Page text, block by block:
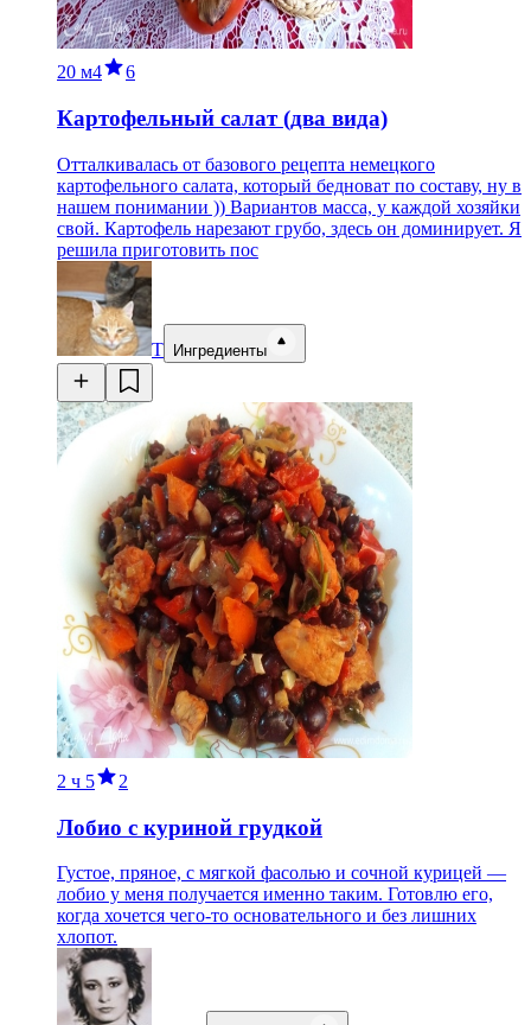
20 м4 6
Картофельный салат (два вида)
Отталкивалась от базового рецепта немецкого
картофельного салата, который бедноват по составу, ну в
нашем понимании )) Вариантов масса, у каждой хозяйки
свой. Картофель нарезают грубо, здесь он доминирует. Я
решила приготовить пос
Т Ингредиенты
2 ч 5 2
Лобио с куриной грудкой
Густое, пряное, с мягкой фасолью и сочной курицей —
лобио у меня получается именно таким. Готовлю его,
когда хочется чего-то основательного и без лишних
хлопот.